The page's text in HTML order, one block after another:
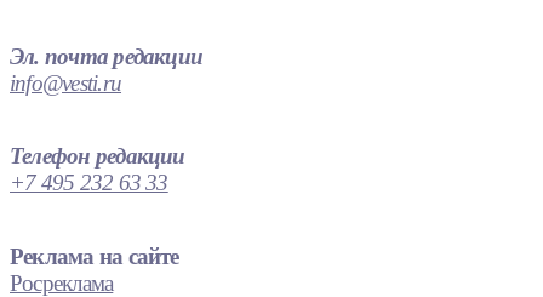
Эл. почта редакции
info@vesti.ru
Телефон редакции
+7 495 232 63 33
Реклама на сайте
Росреклама